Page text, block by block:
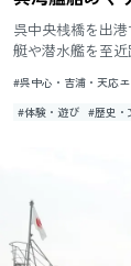
呉中央桟橋を出
艇や潜水艦を至
#呉中心・吉浦・天応
#体験・遊び #歴史・